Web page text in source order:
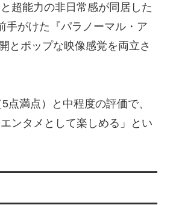
超能力の非日常感が同居した
手がけた『パラノーマル・ア
とポップな映像感覚を両立さ
満点）と中程度の評価で、
ンタメとして楽しめる」とい